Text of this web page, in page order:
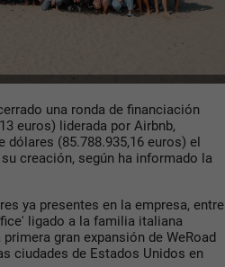
una ronda de financiación
euros) liderada por Airbnb,
(85.788.935,16 euros) el
creación, según ha informado la
ya presentes en la empresa, entre
ligado a la familia italiana
gran expansión de WeRoad
ciudades de Estados Unidos en